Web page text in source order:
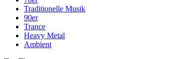
Traditionelle Musik
90er
Trance
Heavy Metal
Ambient